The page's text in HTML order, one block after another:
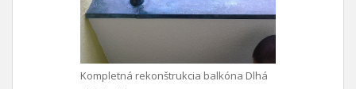
Kompletná rekonštrukcia balkóna Dlhá